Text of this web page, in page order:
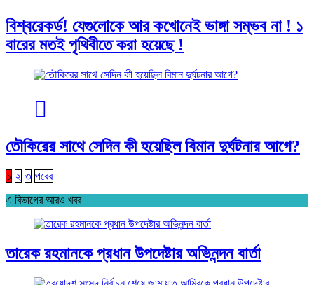
বিশ্বরেকর্ড! যেগুলোকে আর কখোনেই ভাঙ্গা সম্ভব না ! ১
বারের মতই পৃথিবীতে করা হয়েছে !
তৌকিরের সাথে সেদিন কী হয়েছিল বিমান দুর্ঘটনার আগে?
১ ২ ৩ পরের
এ বিভাগের আরও খবর
তারেক রহমানকে প্রধান উপদেষ্টার অভিনন্দন বার্তা